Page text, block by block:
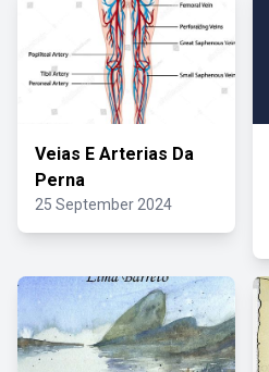
Veias E Arterias Da
Perna
25 September 2024